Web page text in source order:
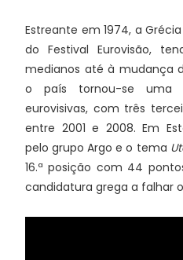
Estreante em 1974, a
do Festival Eurovisão,
medianos até à mudança
o país tornou-se uma
eurovisivas, com três
entre 2001 e 2008. Em
pelo grupo Argo e o tema
16.ª posição com 44
candidatura grega a falhar